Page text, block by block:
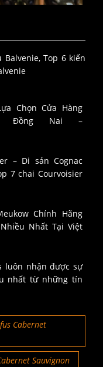
Top 6 kiến
Chọn Cửa Hàng
Đồng Nai –
– Di sản Cognac
7 chai Courvoisier
Chính Hãng
Nhất Tại Việt
luôn nhận được sự
nhất từ những tín
Cabernet
Sauvignon